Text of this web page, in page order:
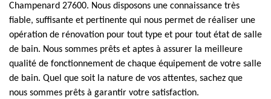
Champenard 27600. Nous disposons une connaissance très
fiable, suffisante et pertinente qui nous permet de réaliser une
opération de rénovation pour tout type et pour tout état de salle
de bain. Nous sommes prêts et aptes à assurer la meilleure
qualité de fonctionnement de chaque équipement de votre salle
de bain. Quel que soit la nature de vos attentes, sachez que
nous sommes prêts à garantir votre satisfaction.